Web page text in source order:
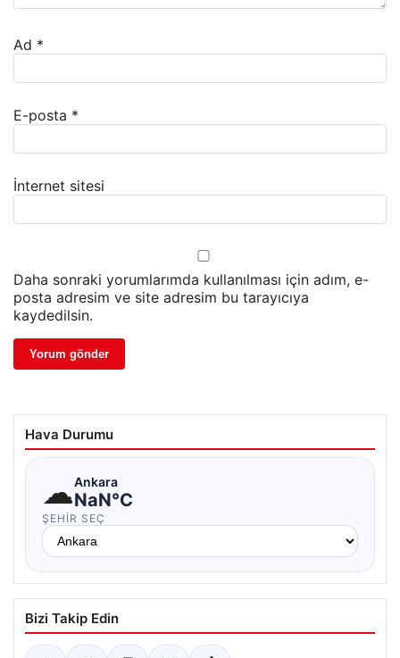
Ad *
E-posta *
İnternet sitesi
Daha sonraki yorumlarımda kullanılması için adım, e-
posta adresim ve site adresim bu tarayıcıya
kaydedilsin.
Hava Durumu
☁Ankara
NaN°C
ŞEHIR SEÇ
Bizi Takip Edin